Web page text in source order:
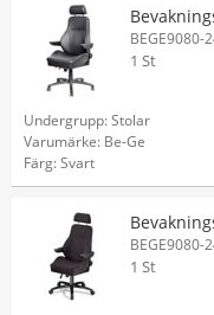
BEGE9080-
1 St
Undergrupp: Stolar
Varumärke: Be-Ge
Färg: Svart
BEGE9080-
1 St